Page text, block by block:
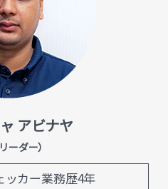
アビナヤ
ーダー）
ッカー業務歴4年